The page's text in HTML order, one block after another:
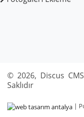
© 2026, Discus
Saklıdır
|